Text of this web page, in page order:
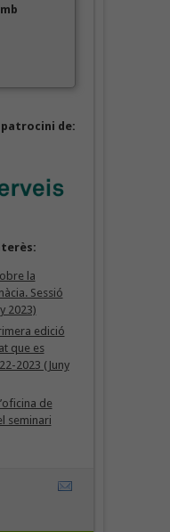
patrocini de:
la
Sessió
2023)
edició
que es
2023 (Juny
de
seminari